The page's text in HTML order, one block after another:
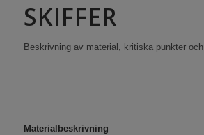
SKIFFER
Beskrivning av material, kritiska punkter och
Materialbeskrivning